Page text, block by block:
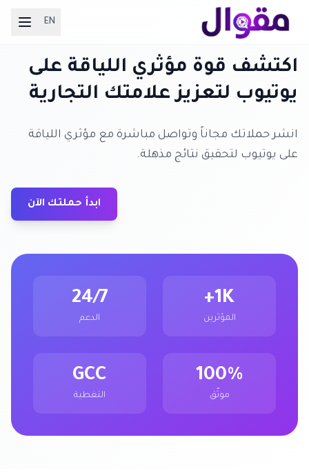
EN
اكتشف قوة مؤثري اللياقة على
يوتيوب لتعزيز علامتك التجارية
انشر حملاتك مجاناً وتواصل مباشرة مع مؤثري اللياقة
على يوتيوب لتحقيق نتائج مذهلة.
ابدأ حملتك الآن
1K+
المؤثرين
24/7
الدعم
100%
موثّق
GCC
التغطية